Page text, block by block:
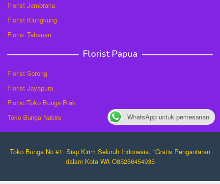
Florist Jembrana
Florist Klungkung
Florist Tabanan
Florist Papua
Florist Sorong
Florist Jayapura
Florist/Toko Bunga Biak
Toko Bunga Nabire
Toko Bunga No #1. Siap Kirim Seluruh Indonesia. *Gratis Pengantaran
dalam Kota WA O85256454935
WhatsApp untuk pemesanan